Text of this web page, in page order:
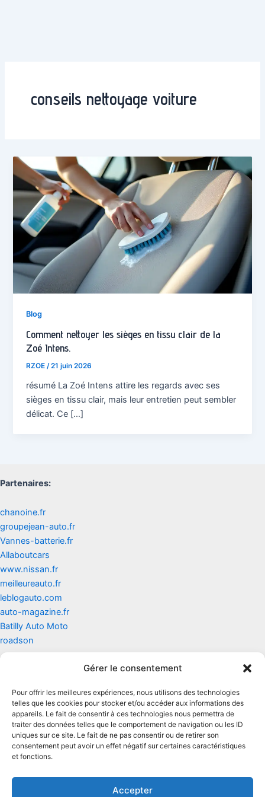
Gérer le consentement
Pour offrir les meilleures expériences, nous utilisons des technologies
telles que les cookies pour stocker et/ou accéder aux informations des
appareils. Le fait de consentir à ces technologies nous permettra de
traiter des données telles que le comportement de navigation ou les ID
uniques sur ce site. Le fait de ne pas consentir ou de retirer son
consentement peut avoir un effet négatif sur certaines caractéristiques
et fonctions.
Accepter
conseils nettoyage voiture
Blog
Comment nettoyer les sièges en tissu clair de la
Zoé Intens.
RZOE/21 juin 2026
résumé La Zoé Intens attire les regards avec ses
sièges en tissu clair, mais leur entretien peut sembler
délicat. Ce […]
Partenaires:
chanoine.fr
groupejean-auto.fr
Vannes-batterie.fr
Allaboutcars
www.nissan.fr
meilleureauto.fr
leblogauto.com
auto-magazine.fr
Batilly Auto Moto
roadson
Mentions légales
Conditions générales d'utilisation
Conditions générales de vente
Politique de cookies